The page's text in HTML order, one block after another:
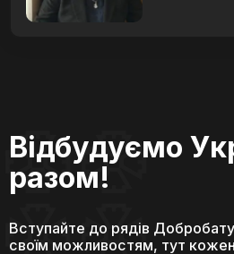
Відбудуємо
разом!
Вступайте до рядів
своїм можливостям, тут